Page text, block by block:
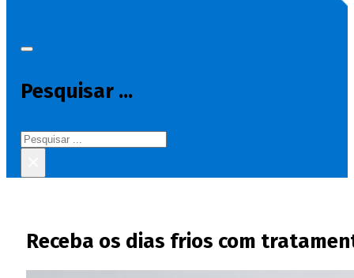
Pesquisar ...
Pesquisar
Receba os dias frios com